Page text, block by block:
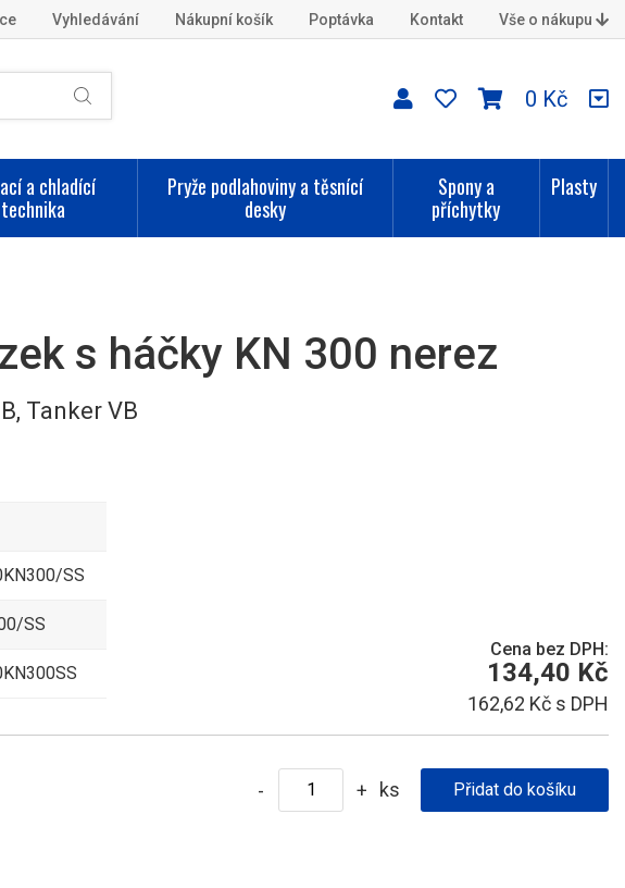
Vyhledávání Nákupní košík Poptávka Kontakt Vše o nákupu
0 Kč
a chladící
technika
Pryže podlahoviny a těsnící
desky
Spony a
příchytky
Plasty
s háčky KN 300 nerez
Tanker VB
SS
SS
Cena bez DPH:
134,40 Kč
162,62 Kč s DPH
- + ks